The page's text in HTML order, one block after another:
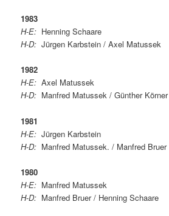
1983
H-E: Henning Schaare
H-D: Jürgen Karbstein / Axel Matussek
1982
H-E: Axel Matussek
H-D: Manfred Matussek / Günther Körner
1981
H-E: Jürgen Karbstein
H-D: Manfred Matussek. / Manfred Bruer
1980
H-E: Manfred Matussek
H-D: Manfred Bruer / Henning Schaare